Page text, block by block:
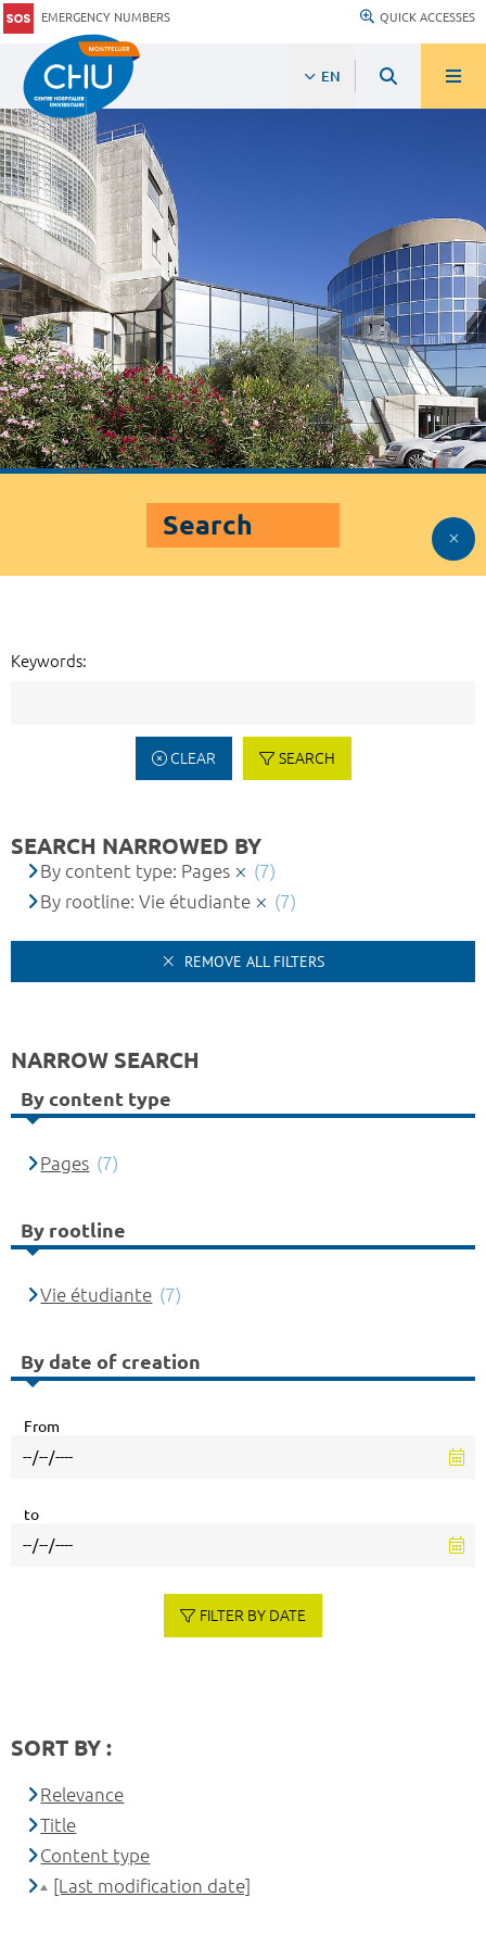
EMERGENCY NUMBERS QUICK ACCESSES
EN
Search
Keywords:
CLEAR SEARCH
SEARCH NARROWED BY
By content type: Pages
(7)
By rootline: Vie étudiante
(7)
REMOVE ALL FILTERS
NARROW SEARCH
By content type
Pages (7)
By rootline
Vie étudiante (7)
By date of creation
From
to
FILTER BY DATE
SORT BY :
Relevance
Title
Content type
[Last modification date]